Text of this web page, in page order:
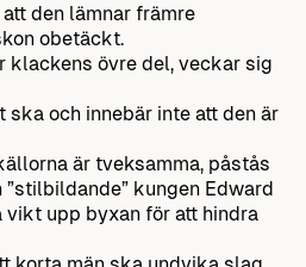
den lämnar främre
obetäckt.
klackens övre del, veckar sig
ska och innebär inte att den är
är tveksamma, påstås
”stilbildande” kungen Edward
vikt upp byxan för att hindra